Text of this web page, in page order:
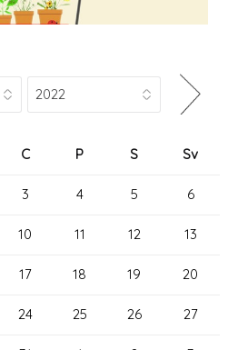
C P S Sv
3 4 5 6
10 11 12 13
17 18 19 20
24 25 26 27